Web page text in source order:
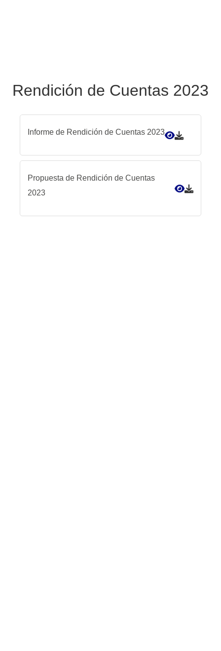
Rendición de Cuentas 2023
Informe de Rendición de Cuentas 2023
Propuesta de Rendición de Cuentas
2023